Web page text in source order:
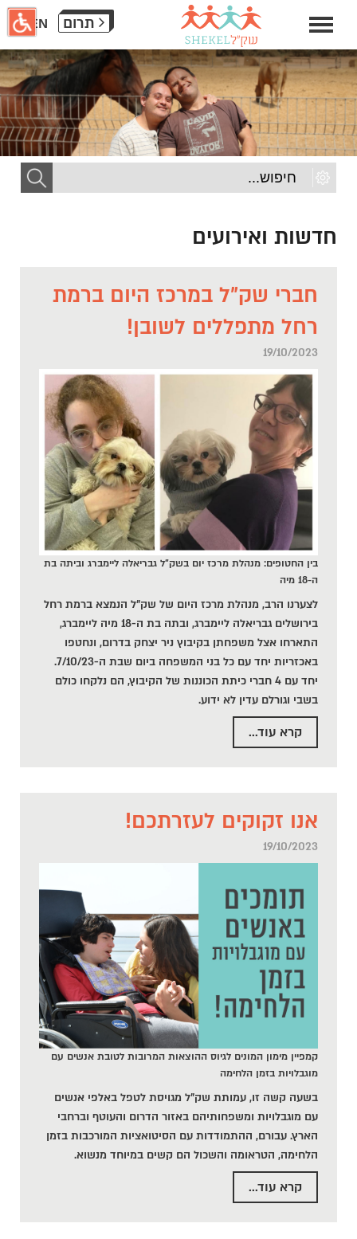
דף
אינטרנט,
לחץ
אנטר
כדי
לעבור
לאזור
תרום EN
חדשות ואירועים
חברי שק"ל במרכז היום ברמת
רחל מתפללים לשובן!
19/10/2023
בין החטופים: מנהלת מרכז יום בשק"ל גבריאלה ליימברג וביתה בת
ה-18 מיה
לצערנו הרב, מנהלת מרכז היום של שק"ל הנמצא ברמת רחל
בירושלים גבריאלה ליימברג, ובתה בת ה-18 מיה ליימברג,
התארחו אצל משפחתן בקיבוץ ניר יצחק בדרום, ונחטפו
באכזריות יחד עם כל בני המשפחה ביום שבת ה-7/10/23.
יחד עם 4 חברי כיתת הכוננות של הקיבוץ, הם נלקחו כולם
בשבי וגורלם עדין לא ידוע.
קרא עוד...
אנו זקוקים לעזרתכם!
19/10/2023
קמפיין מימון המונים לגיוס ההוצאות המרובות לטובת אנשים עם
מוגבלויות בזמן הלחימה
בשעה קשה זו, עמותת שק"ל מגויסת לטפל באלפי אנשים
עם מוגבלויות ומשפחותיהם באזור הדרום והעוטף וברחבי
הארץ. עבורם, ההתמודדות עם הסיטואציות המורכבות בזמן
הלחימה, הטראומה והשכול הם קשים במיוחד מנשוא.
קרא עוד...